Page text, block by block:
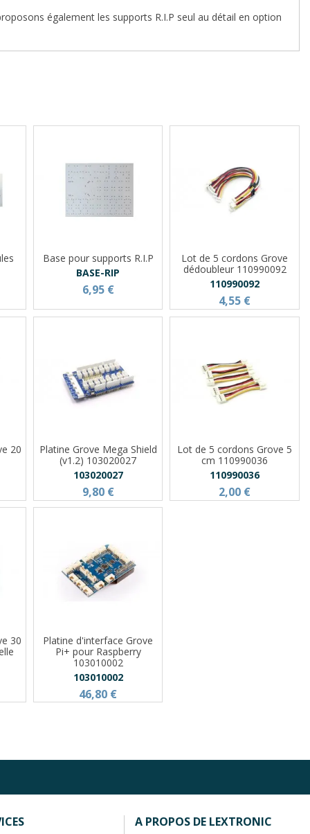
également les supports R.I.P seul au détail en option
Base pour supports R.I.P
BASE-RIP
6,95 €
Lot de 5 cordons Grove
dédoubleur 110990092
110990092
4,55 €
20
Platine Grove Mega Shield
(v1.2) 103020027
103020027
9,80 €
Lot de 5 cordons Grove 5
cm 110990036
110990036
2,00 €
30
Platine d'interface Grove
Pi+ pour Raspberry
103010002
103010002
46,80 €
A PROPOS DE LEXTRONIC